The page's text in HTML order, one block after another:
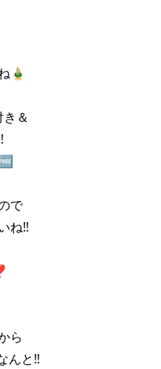
式アプリ
🎍
＆
で
ね‼️
ら
んと‼️